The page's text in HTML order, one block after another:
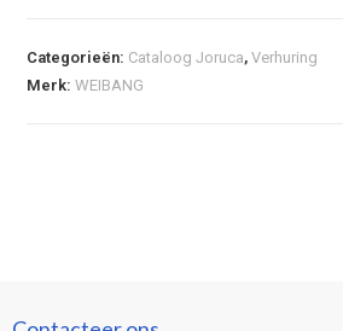
Categorieën: Cataloog Joruca,Verhuring
Merk:WEIBANG